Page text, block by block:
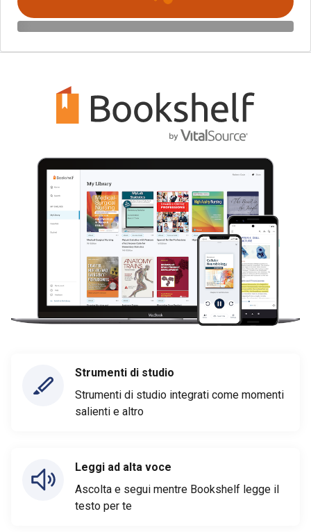
Strumenti di studio
Strumenti di studio integrati come momenti
salienti e altro
Leggi ad alta voce
Ascolta e segui mentre Bookshelf legge il
testo per te